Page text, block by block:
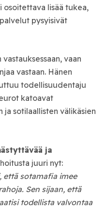
osoitettava lisää tukea,
pysyisivät
vaan
vastaan. Hänen
todellisuudentaju
katoavat
sotilaallisten välikäsien
ja
juuri nyt:
että sotamafia imee
Sen sijaan, että
todellista valvontaa